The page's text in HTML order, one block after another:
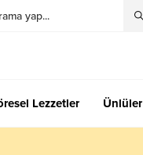
Lezzetler Ünlüler